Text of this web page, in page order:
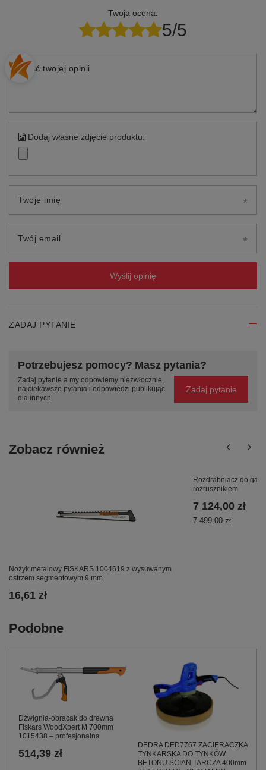
Twoja ocena:
5/5
Treść twojej opinii
Dodaj własne zdjęcie produktu:
Twoje imię
Twój email
Wyślij opinię
ZADAJ PYTANIE
Potrzebujesz pomocy? Masz pytania?
Zadaj pytanie a my odpowiemy niezwłocznie,
najciekawsze pytania i odpowiedzi publikując
dla innych.
Zadaj pytanie
Zobacz również
Nożyk metalowy FISKARS 1004619 z wysuwanym
ostrzem segmentowym 9 mm
16,61 zł
Rozdrabniacz do
rozrusznikiem
7 124,00 zł
7 499,00 zł
Podobne
Dźwignia‑obracak do drewna
Fiskars WoodXpert M 700mm
1015438 – profesjonalna
514,39 zł
DEDRA DED7767 ZACIERACZKA
TYNKARSKA DO TYNKÓW
BETONU ŚCIAN TARCZA 400mm